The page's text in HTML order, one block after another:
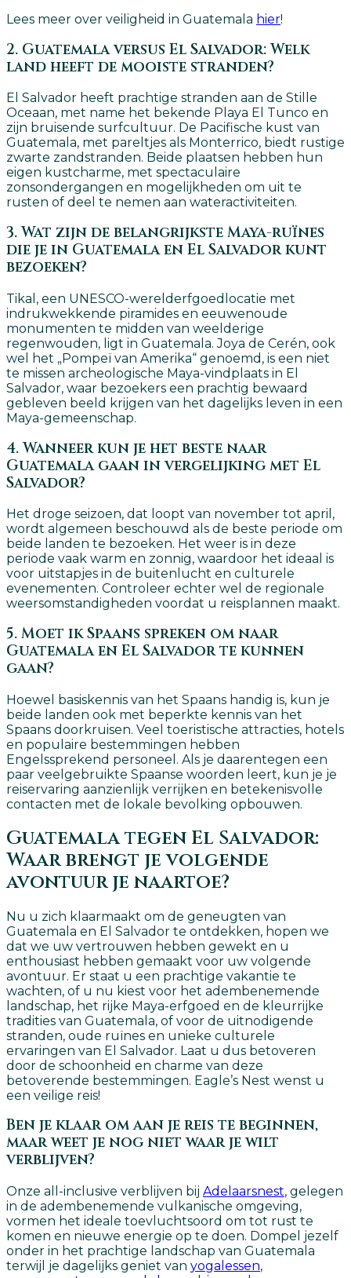
Lees meer over veiligheid in Guatemala hier!
2. Guatemala versus El Salvador: Welk
land heeft de mooiste stranden?
El Salvador heeft prachtige stranden aan de Stille
Oceaan, met name het bekende Playa El Tunco en
zijn bruisende surfcultuur. De Pacifische kust van
Guatemala, met pareltjes als Monterrico, biedt rustige
zwarte zandstranden. Beide plaatsen hebben hun
eigen kustcharme, met spectaculaire
zonsondergangen en mogelijkheden om uit te
rusten of deel te nemen aan wateractiviteiten.
3. Wat zijn de belangrijkste Maya-ruïnes
die je in Guatemala en El Salvador kunt
bezoeken?
Tikal, een UNESCO-werelderfgoedlocatie met
indrukwekkende piramides en eeuwenoude
monumenten te midden van weelderige
regenwouden, ligt in Guatemala. Joya de Cerén, ook
wel het „Pompeï van Amerika“ genoemd, is een niet
te missen archeologische Maya-vindplaats in El
Salvador, waar bezoekers een prachtig bewaard
gebleven beeld krijgen van het dagelijks leven in een
Maya-gemeenschap.
4. Wanneer kun je het beste naar
Guatemala gaan in vergelijking met El
Salvador?
Het droge seizoen, dat loopt van november tot april,
wordt algemeen beschouwd als de beste periode om
beide landen te bezoeken. Het weer is in deze
periode vaak warm en zonnig, waardoor het ideaal is
voor uitstapjes in de buitenlucht en culturele
evenementen. Controleer echter wel de regionale
weersomstandigheden voordat u reisplannen maakt.
5. Moet ik Spaans spreken om naar
Guatemala en El Salvador te kunnen
gaan?
Hoewel basiskennis van het Spaans handig is, kun je
beide landen ook met beperkte kennis van het
Spaans doorkruisen. Veel toeristische attracties, hotels
en populaire bestemmingen hebben
Engelssprekend personeel. Als je daarentegen een
paar veelgebruikte Spaanse woorden leert, kun je je
reiservaring aanzienlijk verrijken en betekenisvolle
contacten met de lokale bevolking opbouwen.
Guatemala tegen El Salvador:
Waar brengt je volgende
avontuur je naartoe?
Nu u zich klaarmaakt om de geneugten van
Guatemala en El Salvador te ontdekken, hopen we
dat we uw vertrouwen hebben gewekt en u
enthousiast hebben gemaakt voor uw volgende
avontuur. Er staat u een prachtige vakantie te
wachten, of u nu kiest voor het adembenemende
landschap, het rijke Maya-erfgoed en de kleurrijke
tradities van Guatemala, of voor de uitnodigende
stranden, oude ruïnes en unieke culturele
ervaringen van El Salvador. Laat u dus betoveren
door de schoonheid en charme van deze
betoverende bestemmingen. Eagle’s Nest wenst u
een veilige reis!
Ben je klaar om aan je reis te beginnen,
maar weet je nog niet waar je wilt
verblijven?
Onze all-inclusive verblijven bij Adelaarsnest, gelegen
in de adembenemende vulkanische omgeving,
vormen het ideale toevluchtsoord om tot rust te
komen en nieuwe energie op te doen. Dompel jezelf
onder in het prachtige landschap van Guatemala
terwijl je dagelijks geniet van yogalessen,